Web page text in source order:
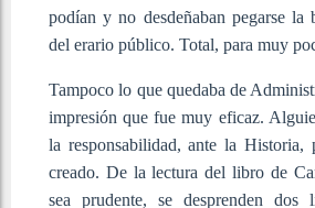
podían y no desdeñaban pegarse la
del erario público. Total, para muy
Tampoco lo que quedaba de
impresión que fue muy eficaz.
la responsabilidad, ante la Historia,
creado. De la lectura del libro de
sea prudente, se desprenden dos